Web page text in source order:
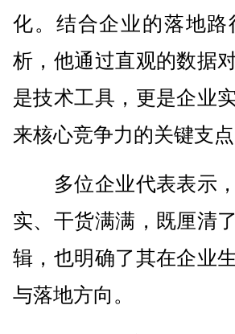
化。结合企业的落地
析，他通过直观的数据
是技术工具，更是企业
来核心竞争力的关键支点
多位企业代表表示，
实、干货满满，既厘清
辑，也明确了其在企业
与落地方向。